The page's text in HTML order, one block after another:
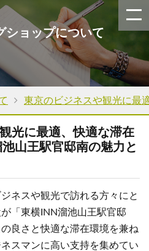
ショップについて
東京のビジネスや観光に最
光に最適、快適な滞在
山王駅官邸南の魅力と
ネスや観光で訪れる方々にと
「東横INN溜池山王駅官邸
良さと快適な滞在環境を兼ね
スマンに高い支持を集めてい